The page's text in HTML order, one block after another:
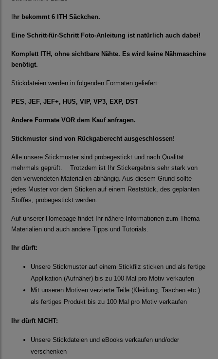
hr bekommt 6 ITH Säckchen.
Eine Schritt-für-Schritt Foto-Anleitung ist natürlich auch dabei!
Komplett ITH, ohne sichtbare Nähte. Es wird keine Nähmaschine
benötigt.
Stickdateien werden in folgenden Formaten geliefert:
PES, JEF, JEF+, HUS, VIP, VP3, EXP, DST
Andere Formate VOR dem Kauf anfragen.
Stickmuster sind von Rückgaberecht ausgeschlossen!
Alle unsere Stickmuster sind probegestickt und nach Qualität
mehrmals geprüft. Trotzdem ist Ihr Stickergebnis sehr stark von
den verwendeten Materialien abhängig. Aus diesem Grund sollte
jedes Muster vor dem Sticken auf einem Reststück, des geplanten
Stoffes, probegestickt werden.
Auf unserer Homepage findet Ihr nähere Informationen zum Thema
Materialien und auch andere Tipps und Tutorials.
Ihr dürft:
Unsere Stickmuster auf einem Stickfilz sticken und als fertige
Applikation (Aufnäher) bis zu 100 Mal pro Motiv verkaufen
Mit unseren Motiven verzierte Teile (Kleidung, Taschen etc.)
als fertiges Produkt bis zu 100 Mal pro Motiv verkaufen
Ihr dürft NICHT:
Unsere Stickdateien und eBooks verkaufen und/oder
verschenken